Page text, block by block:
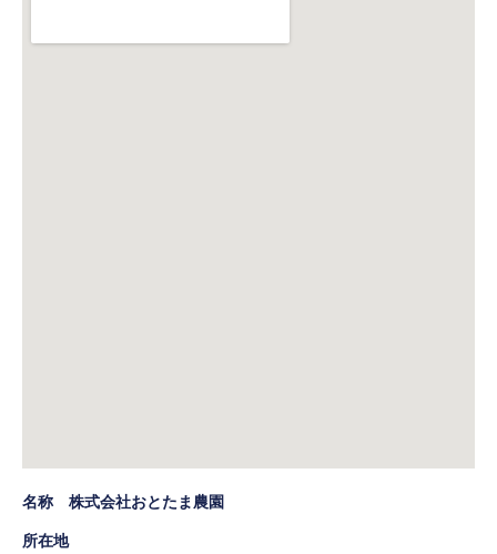
名称 株式会社おとたま農園
所在地